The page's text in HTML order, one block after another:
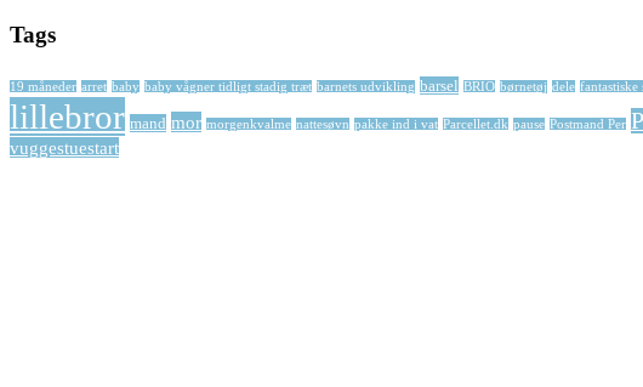
Tags
19 måneder arret baby baby vågner tidligt stadig træt barnets udvikling barsel BRIO børnetøj dele fantastiske
lillebror mand mor morgenkvalme nattesøvn pakke ind i vat Parcellet.dk pause Postmand Per
vuggestuestart